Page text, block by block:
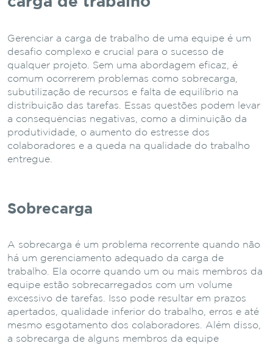
Gerenciar a carga de trabalho de uma equipe é um
desafio complexo e crucial para o sucesso de
qualquer projeto. Sem uma abordagem eficaz, é
comum ocorrerem problemas como sobrecarga,
subutilização de recursos e falta de equilíbrio na
distribuição das tarefas. Essas questões podem levar
a consequências negativas, como a diminuição da
produtividade, o aumento do estresse dos
colaboradores e a queda na qualidade do trabalho
entregue.
Sobrecarga
A sobrecarga é um problema recorrente quando não
há um gerenciamento adequado da carga de
trabalho. Ela ocorre quando um ou mais membros da
equipe estão sobrecarregados com um volume
excessivo de tarefas. Isso pode resultar em prazos
apertados, qualidade inferior do trabalho, erros e até
mesmo esgotamento dos colaboradores. Além disso,
a sobrecarga de alguns membros da equipe